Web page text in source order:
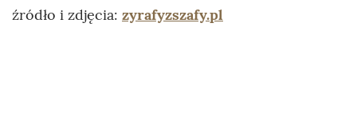
źródło i zdjęcia: zyrafyzszafy.pl